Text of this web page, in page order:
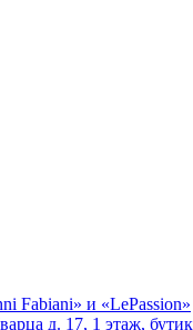
Fabiani» и «LePassion»
д. 17, 1 этаж,